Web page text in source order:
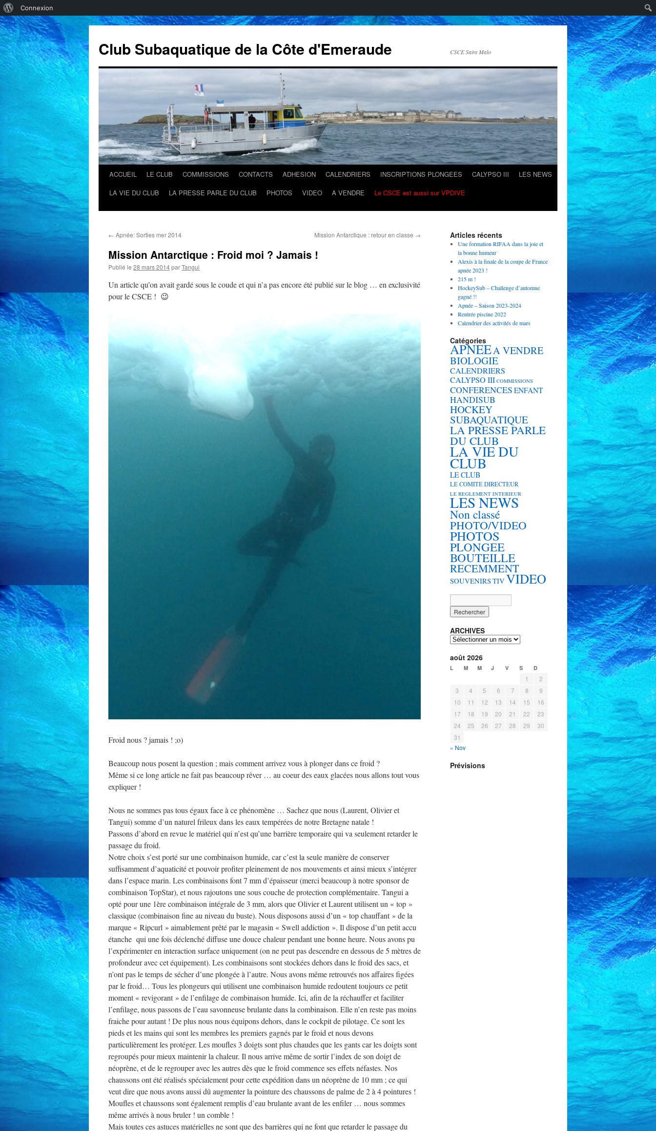
propos
de
WordPress
Connexion
Club Subaquatique de la Côte d'Emeraude CSCE Saint Malo
Aller
contenu
ACCUEIL LE CLUB COMMISSIONS CONTACTS ADHESION CALENDRIERS INSCRIPTIONS PLONGEES CALYPSO III
LES NEWS
LA VIE DU CLUB
LA PRESSE PARLE DU CLUB PHOTOS VIDEO A VENDRE Le CSCE est aussi sur VPDIVE
← Apnée: Sorties mer 2014 Mission Antarctique : retour en classe →
Mission Antarctique : Froid moi ? Jamais !
Publié le 28 mars 2014parTangui
Un article qu’on avait gardé sous le coude et qui n’a pas encore été publié sur le blog … en exclusivité
pour le CSCE ! 😉
Froid nous ? jamais ! ;o)
Beaucoup nous posent la question ; mais comment arrivez vous à plonger dans ce froid ?
Même si ce long article ne fait pas beaucoup rêver … au coeur des eaux glacées nous allons tout vous
expliquer !
Nous ne sommes pas tous égaux face à ce phénomène … Sachez que nous (Laurent, Olivier et
Tangui) somme d’un naturel frileux dans les eaux tempérées de notre Bretagne natale !
Passons d’abord en revue le matériel qui n’est qu’une barrière temporaire qui va seulement retarder le
passage du froid.
Notre choix s’est porté sur une combinaison humide, car c’est la seule manière de conserver
suffisamment d’aquaticité et pouvoir profiter pleinement de nos mouvements et ainsi mieux s’intégrer
dans l’espace marin. Les combinaisons font 7 mm d’épaisseur (merci beaucoup à notre sponsor de
combinaison TopStar), et nous rajoutons une sous couche de protection complémentaire. Tangui a
opté pour une 1ère combinaison intégrale de 3 mm, alors que Olivier et Laurent utilisent un « top »
classique (combinaison fine au niveau du buste). Nous disposons aussi d’un « top chauffant » de la
marque « Ripcurl » aimablement prêté par le magasin « Swell addiction ». Il dispose d’un petit accu
étanche qui une fois déclenché diffuse une douce chaleur pendant une bonne heure. Nous avons pu
l’expérimenter en interaction surface uniquement (on ne peut pas descendre en dessous de 5 mètres de
profondeur avec cet équipement). Les combinaisons sont stockées dehors dans le froid des sacs, et
n’ont pas le temps de sécher d’une plongée à l’autre. Nous avons même retrouvés nos affaires figées
par le froid… Tous les plongeurs qui utilisent une combinaison humide redoutent toujours ce petit
moment « revigorant » de l’enfilage de combinaison humide. Ici, afin de la réchauffer et faciliter
l’enfilage, nous passons de l’eau savonneuse brulante dans la combinaison. Elle n’en reste pas moins
fraiche pour autant ! De plus nous nous équipons dehors, dans le cockpit de pilotage. Ce sont les
pieds et les mains qui sont les membres les premiers gagnés par le froid et nous devons
particulièrement les protéger. Les moufles 3 doigts sont plus chaudes que les gants car les doigts sont
regroupés pour mieux maintenir la chaleur. Il nous arrive même de sortir l’index de son doigt de
néoprène, et de le regrouper avec les autres dès que le froid commence ses effets néfastes. Nos
chaussons ont été réalisés spécialement pour cette expédition dans un néoprène de 10 mm ; ce qui
veut dire que nous avons aussi dû augmenter la pointure des chaussons de palme de 2 à 4 pointures !
Moufles et chaussons sont également remplis d’eau brulante avant de les enfiler … nous sommes
même arrivés à nous bruler ! un comble !
Mais toutes ces astuces matérielles ne sont que des barrières qui ne font que retarder le passage du
Articles récents
Une formation RIFAA dans la joie et
la bonne humeur
Alexis à la finale de la coupe de France
apnée 2023 !
215 m !
HockeySub – Challenge d’automne
gagné !!
Apnée – Saison 2023-2024
Rentrée piscine 2022
Calendrier des activités de mars
Catégories
APNEEA VENDRE
BIOLOGIE
CALENDRIERS
CALYPSO III COMMISSIONS
CONFERENCES ENFANT
HANDISUB
HOCKEY
SUBAQUATIQUE
LA PRESSE PARLE
DU CLUB
LA VIE DU
CLUB
LE CLUB
LE COMITE DIRECTEUR
LE REGLEMENT INTERIEUR
LES NEWS
Non classé
PHOTO/VIDEO
PHOTOS
PLONGEE
BOUTEILLE
RECEMMENT
SOUVENIRSTIV VIDEO
ARCHIVES
ARCHIVES
août 2026
L M M J V S D
1
2
3
4 5 6 7 8
9
10
11 12 13 14 15
16
17
18 19 20 21 22
23
24
25 26 27 28 29
30
31
« Nov
Prévisions